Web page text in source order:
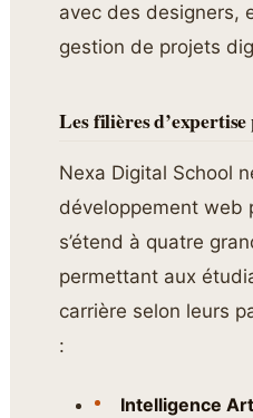
avec des designers,
gestion de projets
Les filières
Nexa Digital School
développement web
s’étend à quatre
permettant aux
carrière selon leurs
:
Intelligence